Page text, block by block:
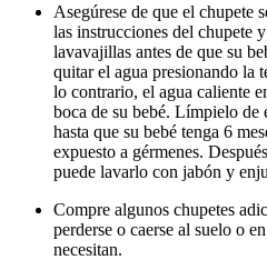
Asegúrese de que el chupete
las instrucciones del chupete
lavavajillas antes de que su
quitar el agua presionando la
lo contrario, el agua caliente
boca de su bebé. Límpielo de
hasta que su bebé tenga 6
expuesto a gérmenes.
puede lavarlo con jabón y
Compre algunos chupetes
perderse o caerse al suelo o
necesitan.